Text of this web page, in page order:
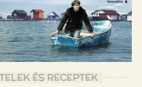
ÉS RECEPTEK